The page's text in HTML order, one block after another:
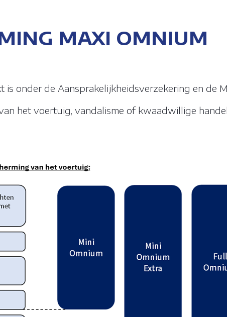
MAXI OMNIUM
onder de Aansprakelijkheidsverzekering en de
het voertuig, vandalisme of kwaadwillige